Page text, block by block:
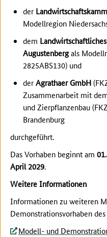
der
Modellregion
dem
Augustenbergals
2825ABS130) und
derAgrathaer GmbH
Zusammenarbeit mit
und Zierpflanzenbau
Brandenburg
durchgeführt.
Das Vorhaben beginnt am
April 2029.
Weitere Informationen
Informationen zu weiteren
Demonstrationsvorhaben
Modell- und